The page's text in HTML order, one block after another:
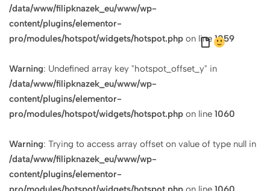
/data/www/filipknazek_eu/www/wp-
content/plugins/elementor-
pro/modules/hotspot/widgets/hotspot.php on line1059
Warning: Undefined array key "hotspot_offset_y" in
/data/www/filipknazek_eu/www/wp-
content/plugins/elementor-
pro/modules/hotspot/widgets/hotspot.php on line 1060
Warning: Trying to access array offset on value of type null in
/data/www/filipknazek_eu/www/wp-
content/plugins/elementor-